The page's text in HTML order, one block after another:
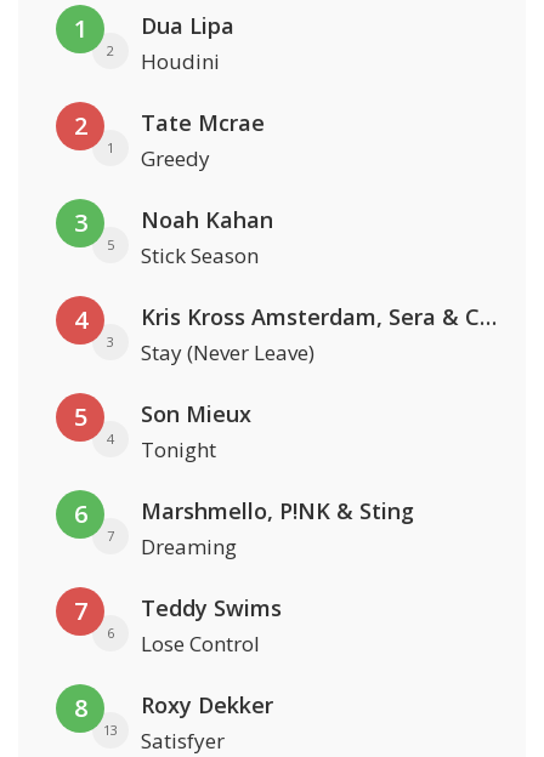
1
2
Dua Lipa
Houdini
2
1
Tate Mcrae
Greedy
3
5
Noah Kahan
Stick Season
4
3
Kris Kross Amsterdam, Sera & Conor Maynard
Stay (Never Leave)
5
4
Son Mieux
Tonight
6
7
Marshmello, P!NK & Sting
Dreaming
7
6
Teddy Swims
Lose Control
8
13
Roxy Dekker
Satisfyer